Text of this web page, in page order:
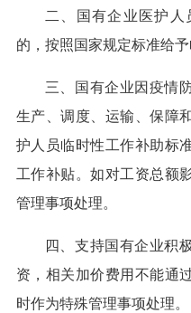
二、国有企业医护人
的，按照国家规定标准给予
三、国有企业因疫情
生产、调度、运输、保障
护人员临时性工作补助标
工作补贴。如对工资总额
管理事项处理。
四、支持国有企业积
资，相关加价费用不能通
时作为特殊管理事项处理。